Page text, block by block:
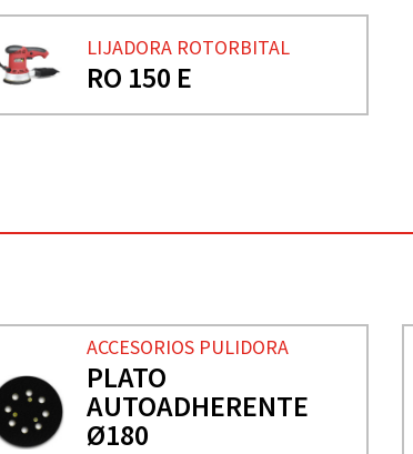
LIJADORA ROTORBITAL
RO 150 E
ACCESORIOS PULIDORA
PLATO
AUTOADHERENTE
Ø180